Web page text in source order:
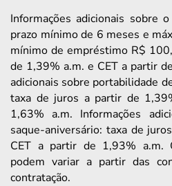
Informações adicionais sobre
prazo mínimo de 6 meses e
mínimo de empréstimo R$
de 1,39% a.m. e CET a partir
adicionais sobre portabilidade
taxa de juros a partir de
1,63% a.m. Informações
saque-aniversário: taxa de
CET a partir de 1,93% a.m.
podem variar a partir das
contratação.